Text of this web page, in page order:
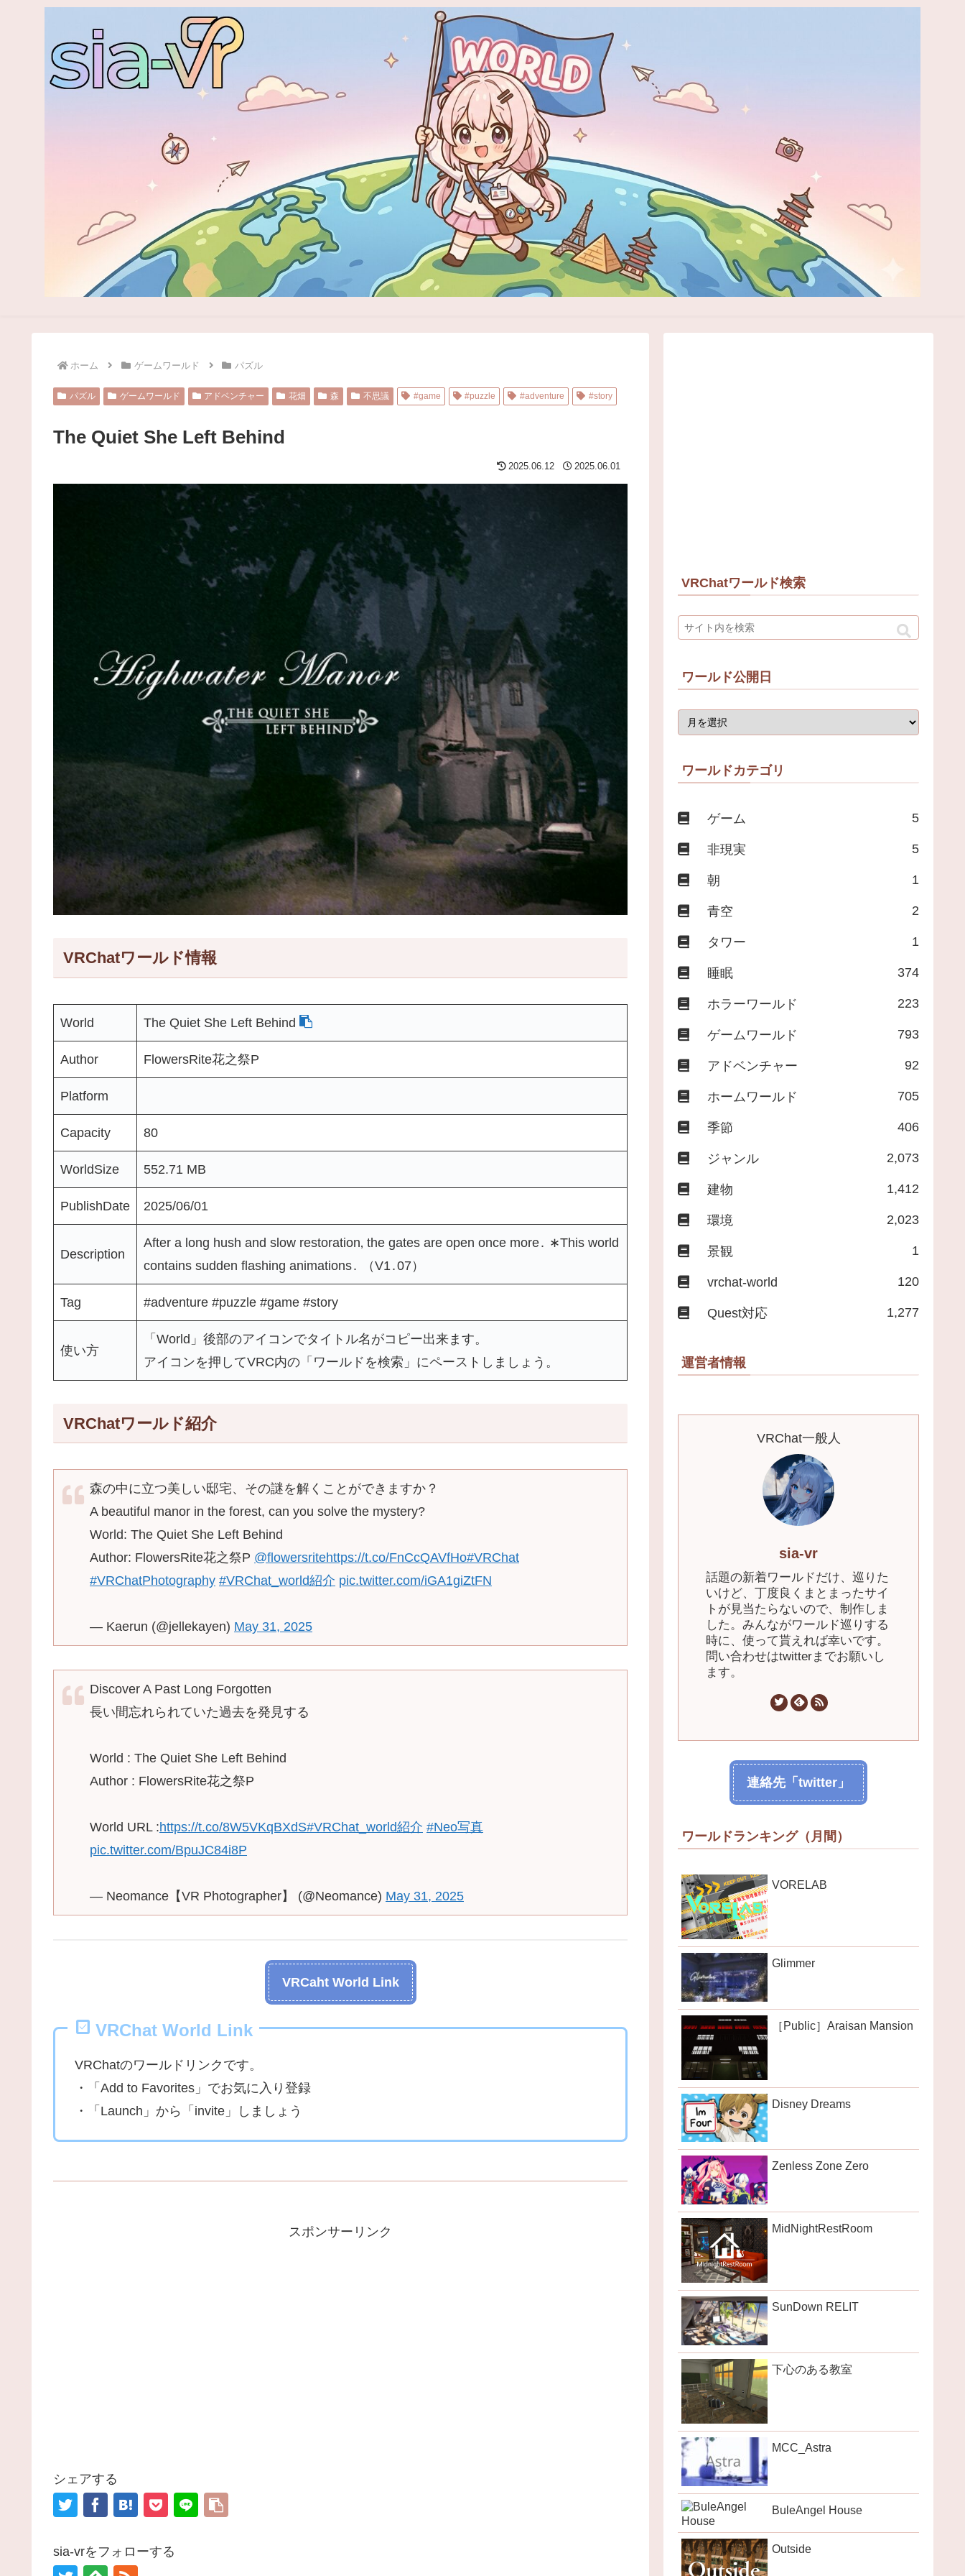
ホーム ゲームワールド パズル
パズル ゲームワールド アドベンチャー 花畑 森 不思議 #game #puzzle #adventure #story
The Quiet She Left Behind
2025.06.12 2025.06.01
VRChatワールド情報
World The Quiet She Left Behind
Author FlowersRite花之祭P
Platform
Capacity 80
WorldSize 552.71 MB
PublishDate 2025/06/01
Description
After a long hush and slow restoration‚ the gates are open once more․ ∗This world
contains sudden flashing animations․ （V1․07）
Tag #adventure #puzzle #game #story
使い方
「World」後部のアイコンでタイトル名がコピー出来ます。
アイコンを押してVRC内の「ワールドを検索」にペーストしましょう。
VRChatワールド紹介
森の中に立つ美しい邸宅、その謎を解くことができますか？
A beautiful manor in the forest, can you solve the mystery?
World: The Quiet She Left Behind
Author: FlowersRite花之祭P @flowersritehttps://t.co/FnCcQAVfHo#VRChat
#VRChatPhotography #VRChat_world紹介 pic.twitter.com/iGA1giZtFN
— Kaerun (@jellekayen) May 31, 2025
Discover A Past Long Forgotten
長い間忘れられていた過去を発見する
World : The Quiet She Left Behind
Author : FlowersRite花之祭P
World URL :https://t.co/8W5VKqBXdS#VRChat_world紹介 #Neo写真
pic.twitter.com/BpuJC84i8P
— Neomance【VR Photographer】 (@Neomance) May 31, 2025
VRCaht World Link
VRChat World Link
VRChatのワールドリンクです。
・「Add to Favorites」でお気に入り登録
・「Launch」から「invite」しましょう
スポンサーリンク
シェアする
sia-vrをフォローする
VRChatワールド検索
ワールド公開日
ワールドカテゴリ
ゲーム 5
非現実 5
朝 1
青空 2
タワー 1
睡眠 374
ホラーワールド 223
ゲームワールド 793
アドベンチャー 92
ホームワールド 705
季節 406
ジャンル 2,073
建物 1,412
環境 2,023
景観 1
vrchat-world 120
Quest対応 1,277
運営者情報
VRChat一般人
sia-vr
話題の新着ワールドだけ、巡りた
いけど、丁度良くまとまったサイ
トが見当たらないので、制作しま
した。みんながワールド巡りする
時に、使って貰えれば幸いです。
問い合わせはtwitterまでお願いし
ます。
連絡先「twitter」
ワールドランキング（月間）
VORELAB
Glimmer
［Public］Araisan Mansion
Disney Dreams
Zenless Zone Zero
MidNightRestRoom
SunDown RELIT
下心のある教室
MCC_Astra
BuleAngel House
Outside